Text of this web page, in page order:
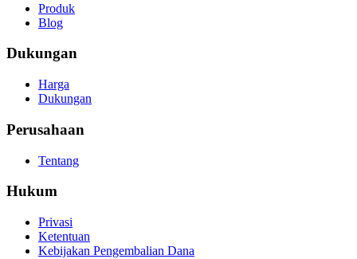
Produk
Blog
Dukungan
Harga
Dukungan
Perusahaan
Tentang
Hukum
Privasi
Ketentuan
Kebijakan Pengembalian Dana